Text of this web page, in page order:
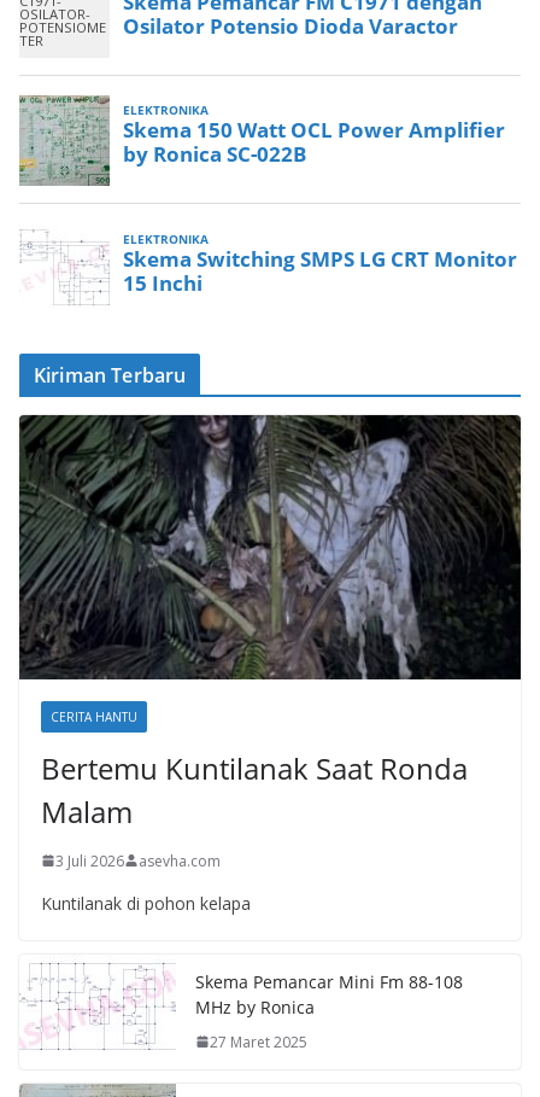
Kiriman Terbaru
CERITA HANTU
Bertemu Kuntilanak Saat Ronda
Malam
3 Juli 2026 asevha.com
Kuntilanak di pohon kelapa
Skema Pemancar Mini Fm 88-108
MHz by Ronica
27 Maret 2025